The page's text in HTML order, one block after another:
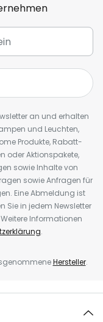
an und erhalten
und Leuchten,
Produkte, Rabatt-
oder Aktionspakete,
sowie Inhalte von
sowie Anfragen für
Eine Abmeldung ist
Sie in jedem Newsletter
Informationen
.
Hersteller.